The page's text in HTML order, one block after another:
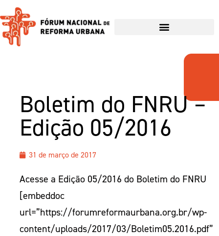
Boletim do FNRU –
Edição 05/2016
31 de março de 2017
Acesse a Edição 05/2016 do Boletim do FNRU
[embeddoc
url=”https://forumreformaurbana.org.br/wp-
content/uploads/2017/03/Boletim05.2016.pdf”